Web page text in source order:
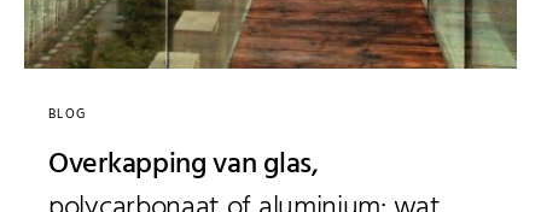
BLOG
Overkapping van glas,